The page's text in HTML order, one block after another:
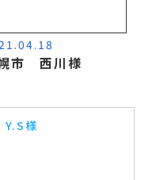
市 西川様
様